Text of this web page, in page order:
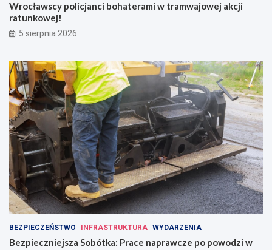
Wrocławscy policjanci bohaterami w tramwajowej akcji
ratunkowej!
5 sierpnia 2026
BEZPIECZEŃSTWO INFRASTRUKTURA WYDARZENIA
Bezpieczniejsza Sobótka: Prace naprawcze po powodzi w